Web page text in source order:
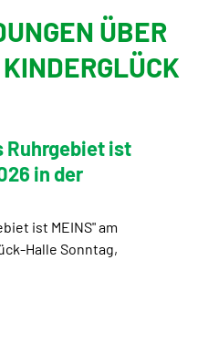
ÜBER
Ruhrgebiet ist
in der
ist MEINS" am
Halle Sonntag,